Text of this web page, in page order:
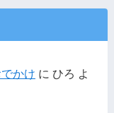
かけ に ひろ よ